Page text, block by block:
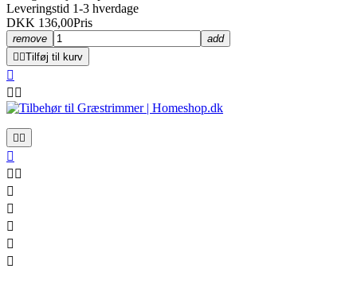
Leveringstid 1-3 hverdage
DKK 136,00Pris
remove
add
 Tilføj til kurv

 
 

 




